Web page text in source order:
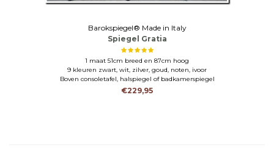
Barokspiegel® Made in Italy
Spiegel Gratia
1 maat 51cm breed en 87cm hoog
9 kleuren zwart, wit, zilver, goud, noten, ivoor
Boven consoletafel, halspiegel of badkamerspiegel
€229,95